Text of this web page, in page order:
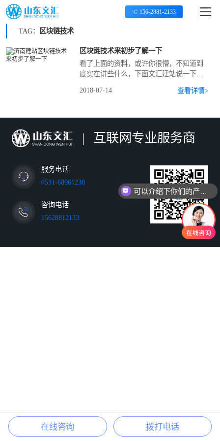
156-2881-2133
TAG： 区块链技术
区块链技术来初步了解一下
看了上面的资料，或许你很懵，不知道到
底实在讲些什么，下面文汇建站说一下自
术，毕竟还只是雏形。
2018-07-14 查看详情>
| 互联网专业服务商
服务电话
0531-68961230
咨询电话
15628812133
在线咨询 拨打电话